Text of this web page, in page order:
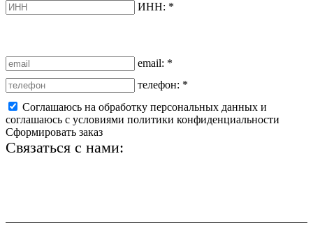
ИНН: *
email: *
телефон: *
Соглашаюсь на обработку персональных данных и
соглашаюсь с условиями политики конфиденциальности
Сформировать заказ
Связаться с нами: